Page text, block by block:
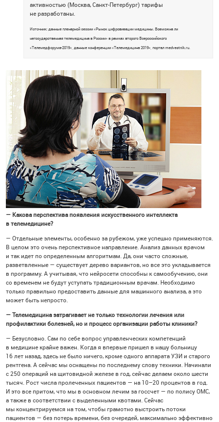
активностью (Москва, Санкт-Петербург) тарифы
не разработаны.
Источник: данные пленарной сессии «Рынок цифровизации медицины. Возможна ли
негосударственная телемедицина в России» в рамках второго Всероссийского
«Телемедфорума-2019», данные конференции «Телемедицина 2019», портал medvestnik.ru.
— Какова перспектива появления искусственного интеллекта
в телемедицине?
— Отдельные элементы, особенно за рубежом, уже успешно применяются.
В целом это очень перспективное направление. Анализ данных врачом
и так идет по определенным алгоритмам. Да, они часто сложные,
разветвленные — существует дерево вариантов, но все это укладывается
в программу. А учитывая, что нейросети способны к самообучению, они
со временем не будут уступать традиционным врачам. Необходимо
только правильно предоставить данные для машинного анализа, а это
может быть непросто.
— Телемедицина затрагивает не только технологии лечения или
профилактики болезней, но и процесс организации работы клиники?
— Безусловно. Сам по себе вопрос управленческих компетенций
в медицине крайне важен. Когда я впервые пришел в нашу больницу
16 лет назад, здесь не было ничего, кроме одного аппарата УЗИ и старого
рентгена. А сейчас мы оснащены по последнему слову техники. Начинали
с 250 операций на щитовидной железе в год, сейчас делаем около шести
тысяч. Рост числа пролеченных пациентов — на 10–20 процентов в год.
И это все притом, что мы в основном лечим за госсчет — по полису ОМС,
а также в соответствии с выделенными квотами. Сейчас
мы концентрируемся на том, чтобы грамотно выстроить потоки
пациентов — без потерь времени, без очередей, максимально эффективно